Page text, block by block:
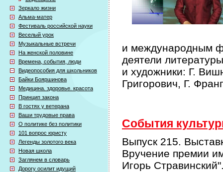
Зеркало жизни
Альма-матер
Фестиваль российской науки
Веселый урок
Музыкальные встречи
На женской половине
Времена, события, люди
Видеопособия для школьников
Байки Бояршинова
Медицина. здоровье. красота
Принцип закона
В гостях у ветерана
Ваши трудовые права
О политике без политики
101 вопрос юристу
Легенды золотого века
Новая школа
Заглянем в словарь
Дорогу осилит идущий
и международным
деятели
и художники: Г.
Григорович, Г.
События
Выпуск 215.
Вручение премии
Игорь